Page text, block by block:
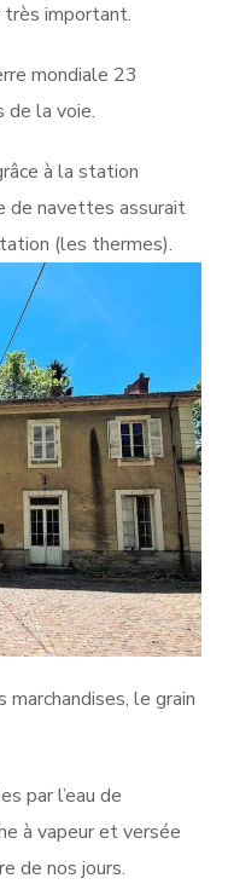
très important.
mondiale 23
de la voie.
à la station
de navettes assurait
(les thermes).
le grain
par l’eau de
à vapeur et versée
de nos jours.